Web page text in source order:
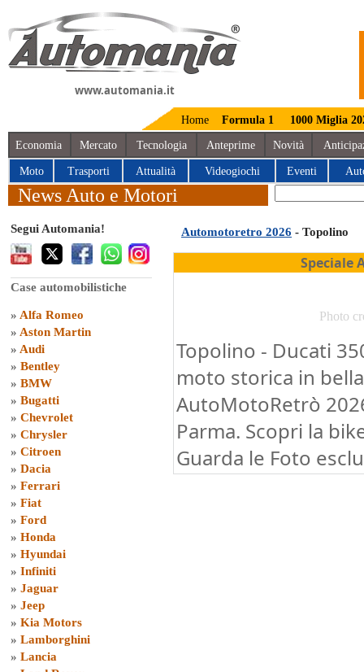
www.automania.it
Home Formula 1 1000 Miglia
Economia Mercato Tecnologia Anteprime Novità
Moto Trasporti Attualità Videogiochi Eventi
News Auto e Motori
Segui Automania!
Case automobilistiche
» Alfa Romeo
» Aston Martin
» Audi
» Bentley
» BMW
» Bugatti
» Chevrolet
» Chrysler
» Citroen
» Dacia
» Ferrari
» Fiat
» Ford
» Honda
» Hyundai
» Infiniti
» Jaguar
» Jeep
» Kia Motors
» Lamborghini
» Lancia
Automotoretro 2026 - Topolino
Speciale
Photo
Topolino - Ducati
moto storica in
AutoMotoRetrò
Parma. Scopri la
Guarda le Foto